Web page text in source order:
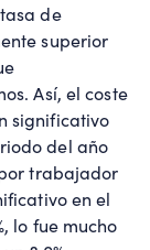
de
superior
Así, el coste
significativo
del año
trabajador
en el
lo fue mucho